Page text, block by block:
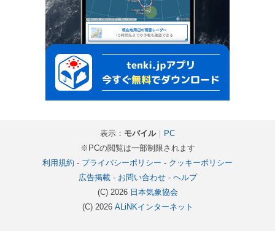
表示： モバイル｜ PC
※PCの閲覧は一部制限されます
利用規約 - プライバシーポリシー - クッキーポリシー
広告掲載- お問い合わせ- ヘルプ
(C) 2026 日本気象協会
(C) 2026 ALiNKインターネット